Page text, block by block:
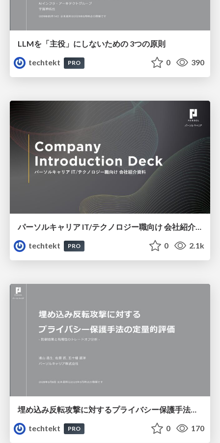
LLMを「主役」にしないための 3つの原則
techtekt
PRO 0 390
パーソルキャリア IT/テクノロジー職向け 会社紹介資料｜Company Introduction Deck
techtekt
PRO 0 2.1k
埋め込み反転攻撃に対するプライバシー保護手法の定量的評価 - 防御効果と有用性のトレードオフ分析 -
techtekt
PRO 0 170